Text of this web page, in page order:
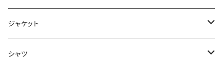
ジャケット
～44/S
シャツ